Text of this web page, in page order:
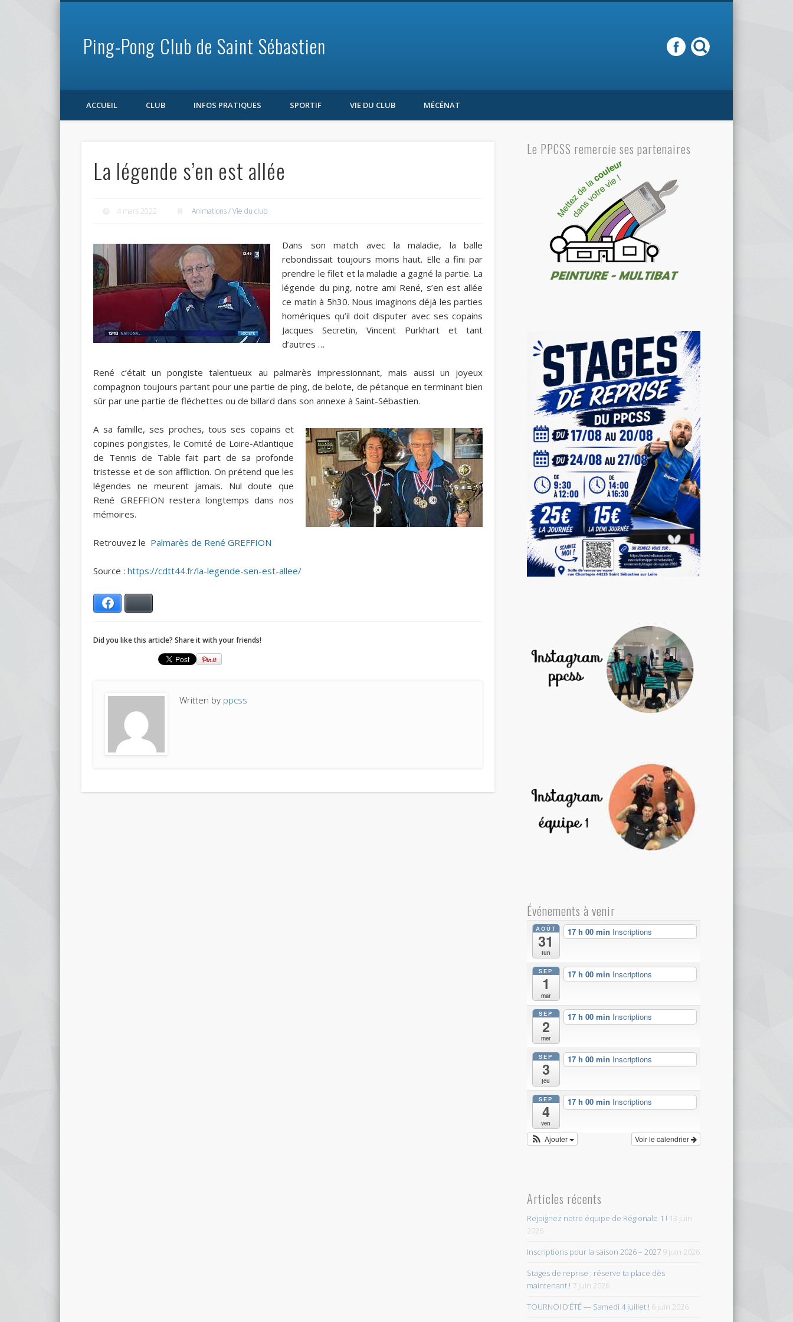
Ping-Pong Club de Saint Sébastien
Facebook
ACCUEIL CLUB INFOS PRATIQUES SPORTIF VIE DU CLUB MÉCÉNAT
La légende s’en est allée
4 mars 2022 Animations / Vie du club
Dans son match avec la maladie, la balle
rebondissait toujours moins haut. Elle a fini par
prendre le filet et la maladie a gagné la partie. La
légende du ping, notre ami René, s’en est allée
ce matin à 5h30. Nous imaginons déjà les parties
homériques qu’il doit disputer avec ses copains
Jacques Secretin, Vincent Purkhart et tant
d’autres …
René c’était un pongiste talentueux au palmarès impressionnant, mais aussi un joyeux
compagnon toujours partant pour une partie de ping, de belote, de pétanque en terminant bien
sûr par une partie de fléchettes ou de billard dans son annexe à Saint-Sébastien.
A sa famille, ses proches, tous ses copains et
copines pongistes, le Comité de Loire-Atlantique
de Tennis de Table fait part de sa profonde
tristesse et de son affliction. On prétend que les
légendes ne meurent jamais. Nul doute que
René GREFFION restera longtemps dans nos
mémoires.
Retrouvez le Palmarès de René GREFFION
Source :https://cdtt44.fr/la-legende-sen-est-allee/
Did you like this article? Share it with your friends!
Written by ppcss
Le PPCSS remercie ses partenaires
Événements à venir
AOÛT
31
lun
17 h 00 min Inscriptions
SEP
1
mar
17 h 00 min Inscriptions
SEP
2
mer
17 h 00 min Inscriptions
SEP
3
jeu
17 h 00 min Inscriptions
SEP
4
ven
17 h 00 min Inscriptions
Voir le calendrier
Ajouter
Articles récents
Rejoignez notre équipe de Régionale 1 ! 13 juin
2026
Inscriptions pour la saison 2026 – 2027 9 juin 2026
Stages de reprise : réserve ta place dès
maintenant ! 7 juin 2026
TOURNOI D’ÉTÉ — Samedi 4 juillet ! 6 juin 2026